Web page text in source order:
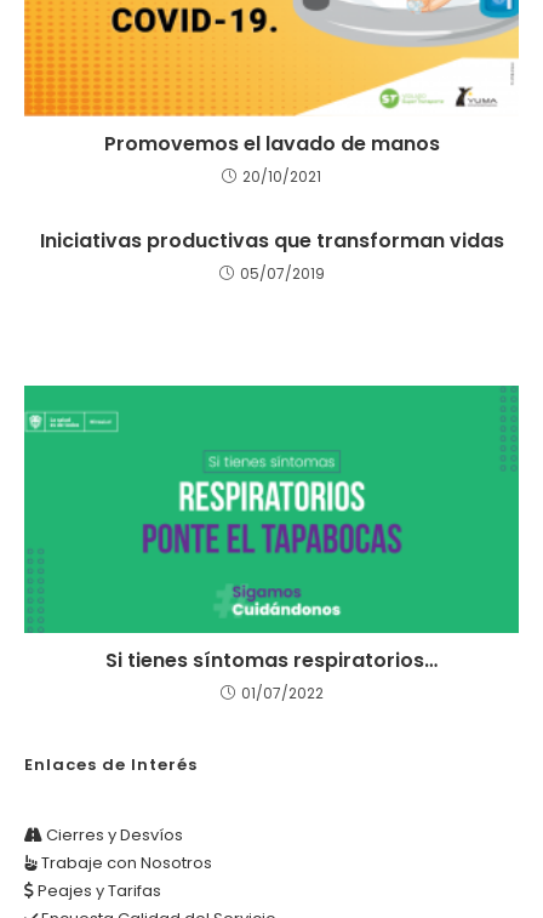
Promovemos el lavado de manos
20/10/2021
Iniciativas productivas que transforman vidas
05/07/2019
Si tienes síntomas respiratorios…
01/07/2022
Enlaces de Interés
Cierres y Desvíos
Trabaje con Nosotros
Peajes y Tarifas